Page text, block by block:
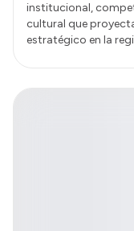
institucional,
cultural que
estratégico en la